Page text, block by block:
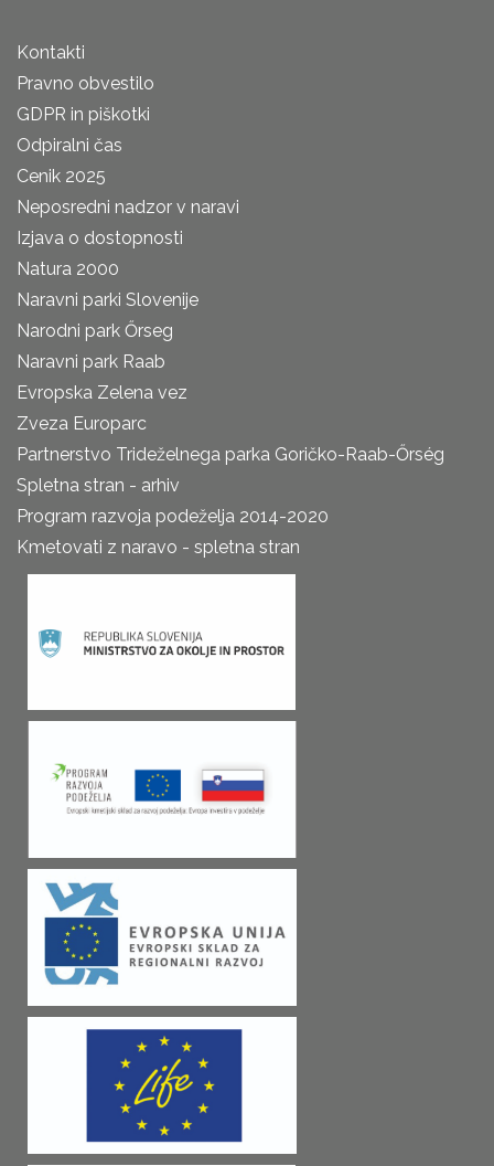
Kontakti
Pravno obvestilo
GDPR in piškotki
Odpiralni čas
Cenik 2025
Neposredni nadzor v naravi
Izjava o dostopnosti
Natura 2000
Naravni parki Slovenije
Narodni park Őrseg
Naravni park Raab
Evropska Zelena vez
Zveza Europarc
Partnerstvo Trideželnega parka Goričko-Raab-Őrség
Spletna stran - arhiv
Program razvoja podeželja 2014-2020
Kmetovati z naravo - spletna stran